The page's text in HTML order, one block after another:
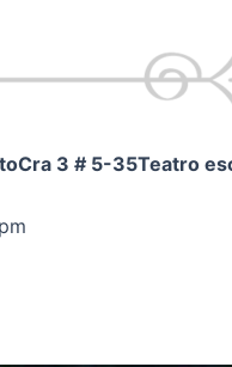
Cra 3 # 5-35Teatro